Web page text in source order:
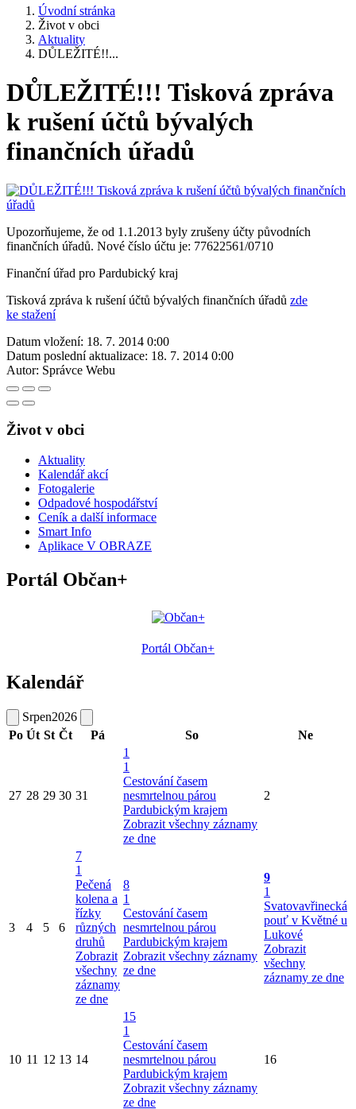
Úvodní stránka
Život v obci
Aktuality
DŮLEŽITÉ!!...
DŮLEŽITÉ!!! Tisková zpráva
k rušení účtů bývalých
finančních úřadů
Upozorňujeme, že od 1.1.2013 byly zrušeny účty původních
finančních úřadů. Nové číslo účtu je: 77622561/0710
Finanční úřad pro Pardubický kraj
Tisková zpráva k rušení účtů bývalých finančních úřadů zde
ke stažení
Datum vložení: 18. 7. 2014 0:00
Datum poslední aktualizace: 18. 7. 2014 0:00
Autor: Správce Webu
Život v obci
Aktuality
Kalendář akcí
Fotogalerie
Odpadové hospodářství
Ceník a další informace
Smart Info
Aplikace V OBRAZE
Portál Občan+
Portál Občan+
Kalendář
Srpen2026
Po Út St Čt Pá So Ne
27 28 29 30 31
1
1
Cestování časem
nesmrtelnou párou
Pardubickým krajem
Zobrazit všechny záznamy
ze dne
2
3 4 5 6
7
1
Pečená
kolena a
řízky
různých
druhů
Zobrazit
všechny
záznamy
ze dne
8
1
Cestování časem
nesmrtelnou párou
Pardubickým krajem
Zobrazit všechny záznamy
ze dne
9
1
Svatovavřinecká
pouť v Květné u
Lukové
Zobrazit
všechny
záznamy ze dne
10 11 12 13 14
15
1
Cestování časem
nesmrtelnou párou
Pardubickým krajem
Zobrazit všechny záznamy
ze dne
16